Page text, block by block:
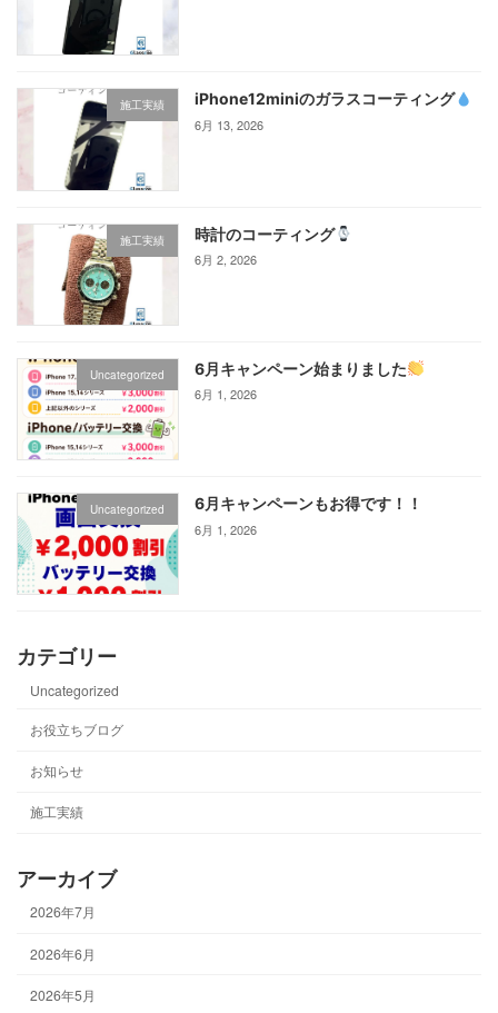
施工実績 iPhone12miniのガラスコーティング‪
6月 13, 2026
施工実績 時計のコーティング
6月 2, 2026
Uncategorized 6月キャンペーン始まりました
6月 1, 2026
Uncategorized 6月キャンペーンもお得です！！
6月 1, 2026
カテゴリー
Uncategorized
お役立ちブログ
お知らせ
施工実績
アーカイブ
2026年7月
2026年6月
2026年5月